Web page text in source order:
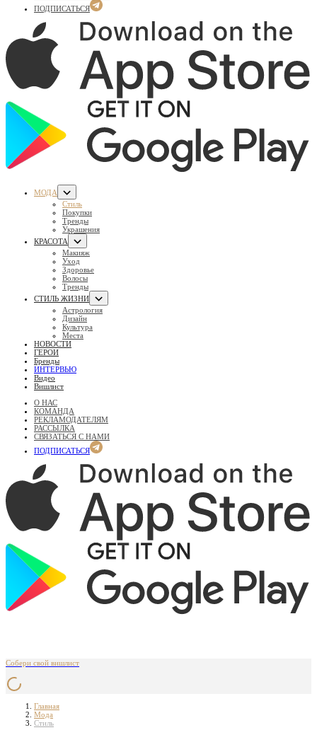
ПОДПИСАТЬСЯ
МОДА
Стиль
Покупки
Тренды
Украшения
КРАСОТА
Макияж
Уход
Здоровье
Волосы
Тренды
СТИЛЬ ЖИЗНИ
Астрология
Дизайн
Культура
Места
НОВОСТИ
ГЕРОИ
Бренды
ИНТЕРВЬЮ
Видео
Вишлист
О НАС
КОМАНДА
РЕКЛАМОДАТЕЛЯМ
РАССЫЛКА
СВЯЗАТЬСЯ С НАМИ
ПОДПИСАТЬСЯ
Собери свой вишлист
Главная
Мода
Стиль